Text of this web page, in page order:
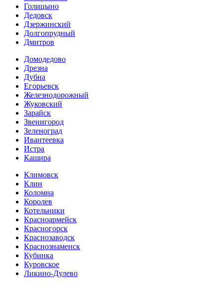
Голицыно
Дедовск
Дзержинский
Долгопрудный
Дмитров
Домодедово
Дрезна
Дубна
Егорьевск
Железнодорожный
Жуковский
Зарайск
Звенигород
Зеленоград
Ивантеевка
Истра
Кашира
Климовск
Клин
Коломна
Королев
Котельники
Красноармейск
Красногорск
Краснозаводск
Краснознаменск
Кубинка
Куровское
Ликино-Дулево